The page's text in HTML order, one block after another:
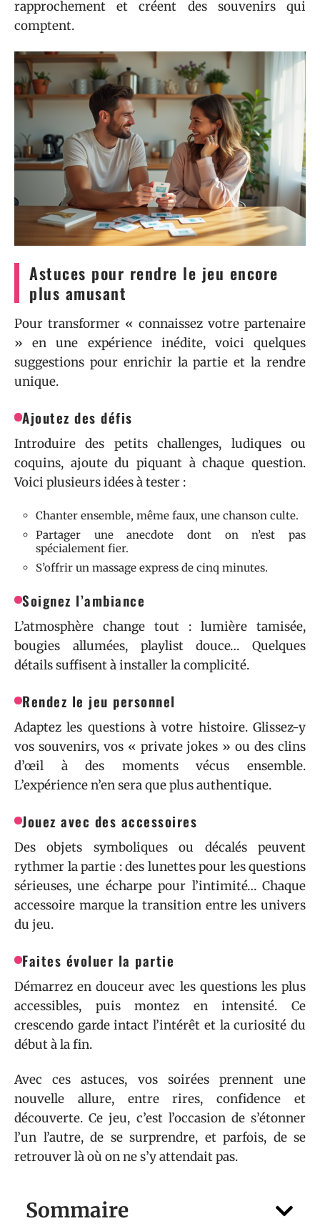
Sommaire
rapprochement et créent des souvenirs qui
comptent.
Astuces pour rendre le jeu encore
plus amusant
Pour transformer « connaissez votre partenaire
» en une expérience inédite, voici quelques
suggestions pour enrichir la partie et la rendre
unique.
Ajoutez des défis
Introduire des petits challenges, ludiques ou
coquins, ajoute du piquant à chaque question.
Voici plusieurs idées à tester :
Chanter ensemble, même faux, une chanson culte.
Partager une anecdote dont on n’est pas
spécialement fier.
S’offrir un massage express de cinq minutes.
Soignez l’ambiance
L’atmosphère change tout : lumière tamisée,
bougies allumées, playlist douce… Quelques
détails suffisent à installer la complicité.
Rendez le jeu personnel
Adaptez les questions à votre histoire. Glissez-y
vos souvenirs, vos « private jokes » ou des clins
d’œil à des moments vécus ensemble.
L’expérience n’en sera que plus authentique.
Jouez avec des accessoires
Des objets symboliques ou décalés peuvent
rythmer la partie : des lunettes pour les questions
sérieuses, une écharpe pour l’intimité… Chaque
accessoire marque la transition entre les univers
du jeu.
Faites évoluer la partie
Démarrez en douceur avec les questions les plus
accessibles, puis montez en intensité. Ce
crescendo garde intact l’intérêt et la curiosité du
début à la fin.
Avec ces astuces, vos soirées prennent une
nouvelle allure, entre rires, confidence et
découverte. Ce jeu, c’est l’occasion de s’étonner
l’un l’autre, de se surprendre, et parfois, de se
retrouver là où on ne s’y attendait pas.